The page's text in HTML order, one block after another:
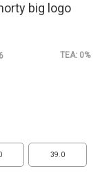
big logo
TEA: 0%
39.0